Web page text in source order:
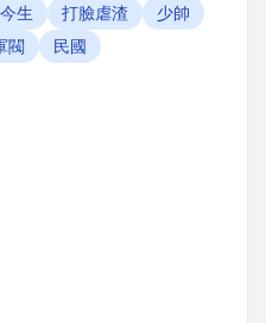
生 打臉虐渣
少帥
閥 民國